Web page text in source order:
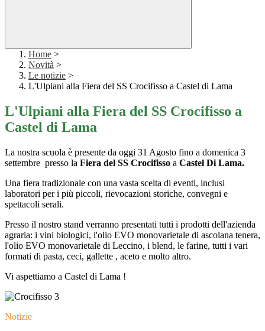
Home >
Novità >
Le notizie >
L'Ulpiani alla Fiera del SS Crocifisso a Castel di Lama
L'Ulpiani alla Fiera del SS Crocifisso a
Castel di Lama
La nostra scuola è presente da oggi 31 Agosto fino a domenica 3
settembre presso la Fiera del SS Crocifisso a Castel Di Lama.
Una fiera tradizionale con una vasta scelta di eventi, inclusi
laboratori per i più piccoli, rievocazioni storiche, convegni e
spettacoli serali.
Presso il nostro stand verranno presentati tutti i prodotti dell'azienda
agraria: i vini biologici, l'olio EVO monovarietale di ascolana tenera,
l'olio EVO monovarietale di Leccino, i blend, le farine, tutti i vari
formati di pasta, ceci, gallette , aceto e molto altro.
Vi aspettiamo a Castel di Lama !
Notizie